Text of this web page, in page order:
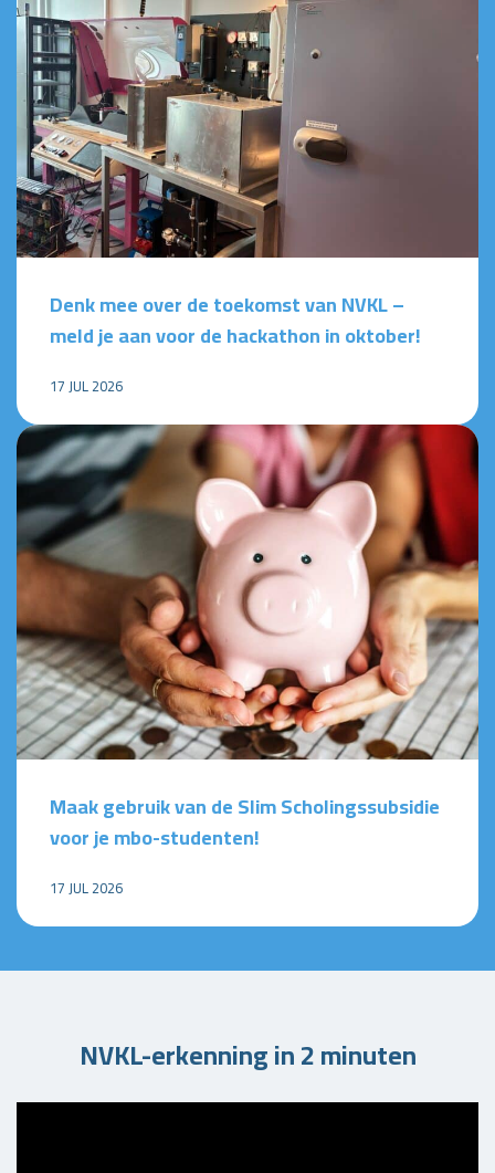
Denk mee over de toekomst van NVKL –
meld je aan voor de hackathon in oktober!
17 JUL 2026
Maak gebruik van de Slim Scholingssubsidie
voor je mbo-studenten!
17 JUL 2026
NVKL-erkenning in 2 minuten